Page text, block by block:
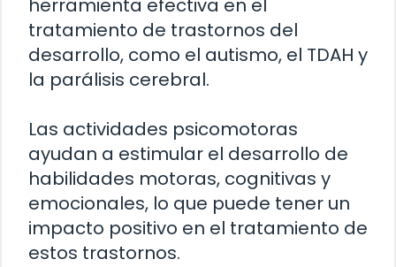
herramienta efectiva en el
tratamiento de trastornos del
desarrollo, como el autismo, el TDAH y
la parálisis cerebral.
Las actividades psicomotoras
ayudan a estimular el desarrollo de
habilidades motoras, cognitivas y
emocionales, lo que puede tener un
impacto positivo en el tratamiento de
estos trastornos.